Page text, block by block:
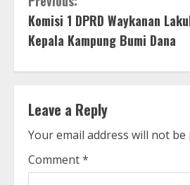
o
n
i
n
Komisi 1 DPRD Waykanan
Kepala Kampung Bumi Dana
Leave a Reply
Your email address will not be
Comment*